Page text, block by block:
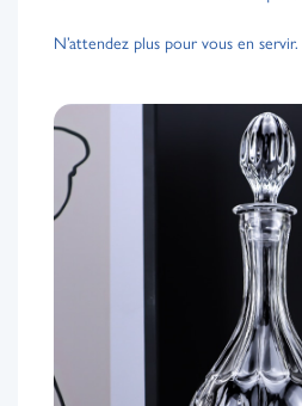
N’attendez plus pour vous en servir.